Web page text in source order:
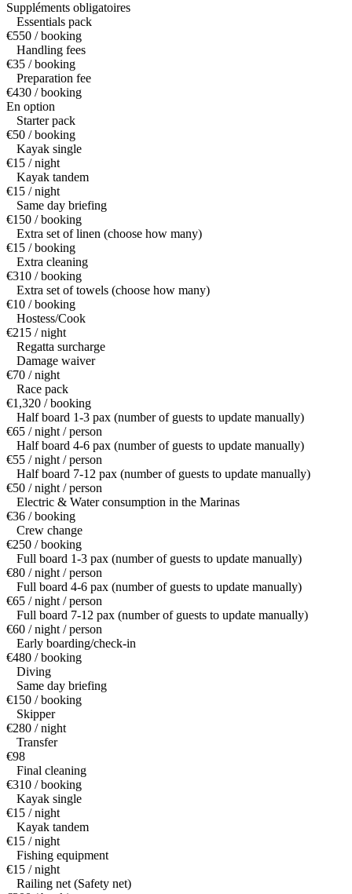
Suppléments obligatoires
Essentials pack
€550 / booking
Handling fees
€35 / booking
Preparation fee
€430 / booking
En option
Starter pack
€50 / booking
Kayak single
€15 / night
Kayak tandem
€15 / night
Same day briefing
€150 / booking
Extra set of linen (choose how many)
€15 / booking
Extra cleaning
€310 / booking
Extra set of towels (choose how many)
€10 / booking
Hostess/Cook
€215 / night
Regatta surcharge
Damage waiver
€70 / night
Race pack
€1,320 / booking
Half board 1-3 pax (number of guests to update manually)
€65 / night / person
Half board 4-6 pax (number of guests to update manually)
€55 / night / person
Half board 7-12 pax (number of guests to update manually)
€50 / night / person
Electric & Water consumption in the Marinas
€36 / booking
Crew change
€250 / booking
Full board 1-3 pax (number of guests to update manually)
€80 / night / person
Full board 4-6 pax (number of guests to update manually)
€65 / night / person
Full board 7-12 pax (number of guests to update manually)
€60 / night / person
Early boarding/check-in
€480 / booking
Diving
Same day briefing
€150 / booking
Skipper
€280 / night
Transfer
€98
Final cleaning
€310 / booking
Kayak single
€15 / night
Kayak tandem
€15 / night
Fishing equipment
€15 / night
Railing net (Safety net)